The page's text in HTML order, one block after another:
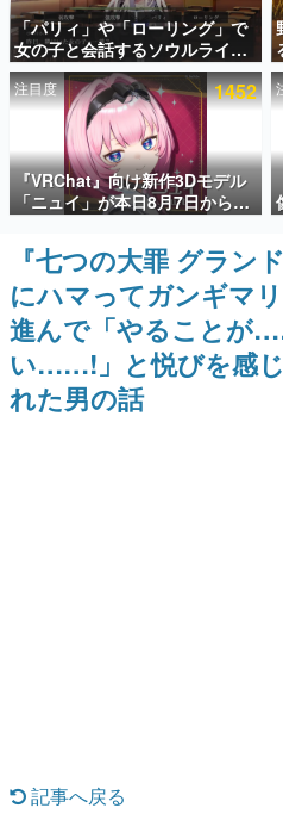
アプリセール情報
インタビュー
連載・特集一覧
殿堂入り記事
SNS拡散数が数千以上
ど。多くの人々に読ま
事をまとめました。
ゲームの企画書
名作ゲームクリエイタ
聞きし、ヒットする企
きます。
赫本
この物語を解いてはい
の形をした短編ホラー
「パリィ」や「ローリング」で
女の子と会話するソウルライク
恋愛ゲーム『小早川さんはソウ
ルライク』無料公開。返事に失
敗すると「YOU DIED」
注目度 1452
『VRChat』向け新作3Dモデル
「ニュイ」が本日8月7日から
BOOTHにて発売。瞳に光る星
や感情豊かな表情が、小悪魔か
わいい
『七つの大罪 グラン
にハマってガンギマ
進んで「やることが
い……!」と悦びを感
れた男の話
記事へ戻る